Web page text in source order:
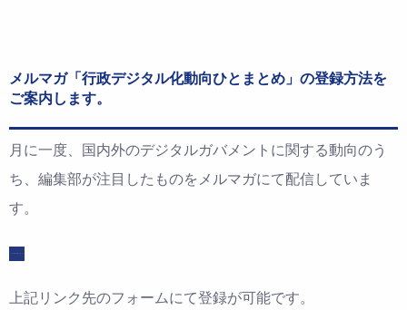
メルマガ「行政デジタル化動向ひとまとめ」の登録方法を
ご案内します。
月に一度、国内外のデジタルガバメントに関する動向のう
ち、編集部が注目したものをメルマガにて配信していま
す。
上記リンク先のフォームにて登録が可能です。